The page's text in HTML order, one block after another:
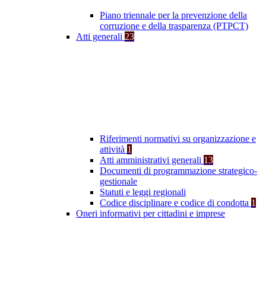
Piano triennale per la prevenzione della
corruzione e della trasparenza (PTPCT)
Atti generali 23
Riferimenti normativi su organizzazione e
attività 1
Atti amministrativi generali 13
Documenti di programmazione strategico-
gestionale
Statuti e leggi regionali
Codice disciplinare e codice di condotta 1
Oneri informativi per cittadini e imprese